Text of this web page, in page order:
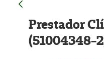
Prestador
(51004348-